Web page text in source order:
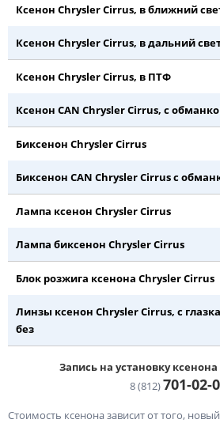
Ксенон Chrysler Cirrus, в ближний
Ксенон Chrysler Cirrus, в дальний
Ксенон Chrysler Cirrus, в ПТФ
Ксенон CAN Chrysler Cirrus, с
Биксенон Chrysler Cirrus
Биксенон CAN Chrysler Cirrus с
Лампа ксенон Chrysler Cirrus
Лампа биксенон Chrysler Cirrus
Блок розжига ксенона Chrysler Cirrus
Линзы ксенон Chrysler Cirrus, с
без
Запись на установку
8 (812)701-02-
Стоимость ксенона зависит от того,